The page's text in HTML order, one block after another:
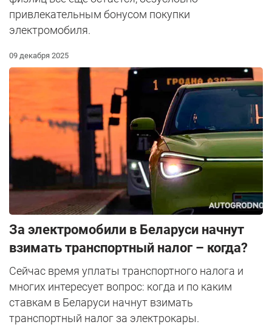
привлекательным бонусом покупки
электромобиля.
09 декабря 2025
За электромобили в Беларуси начнут
взимать транспортный налог – когда?
Сейчас время уплаты транспортного налога и
многих интересует вопрос: когда и по каким
ставкам в Беларуси начнут взимать
транспортный налог за электрокары.